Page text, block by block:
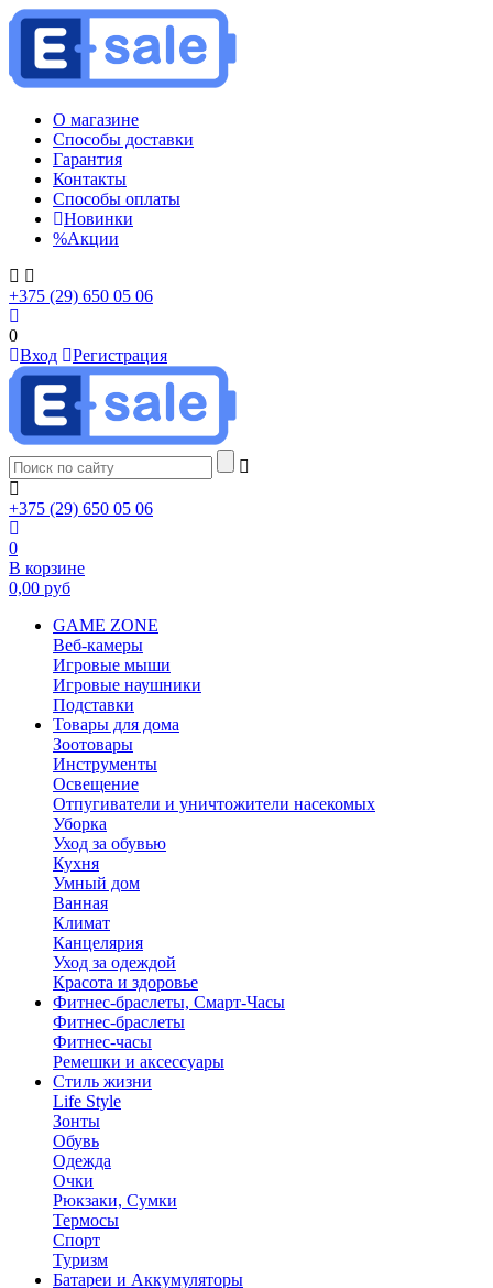
О магазине
Способы доставки
Гарантия
Контакты
Способы оплаты
Новинки
%Акции
+375 (29) 650 05 06
0
Вход
Регистрация
+375 (29) 650 05 06
0
В корзине
0,00 руб
GAME ZONE
Веб-камеры
Игровые мыши
Игровые наушники
Подставки
Товары для дома
Зоотовары
Инструменты
Освещение
Отпугиватели и уничтожители насекомых
Уборка
Уход за обувью
Кухня
Умный дом
Ванная
Климат
Канцелярия
Уход за одеждой
Красота и здоровье
Фитнес-браслеты, Смарт-Часы
Фитнес-браслеты
Фитнес-часы
Ремешки и аксессуары
Стиль жизни
Life Style
Зонты
Обувь
Одежда
Очки
Рюкзаки, Сумки
Термосы
Спорт
Туризм
Батареи и Аккумуляторы